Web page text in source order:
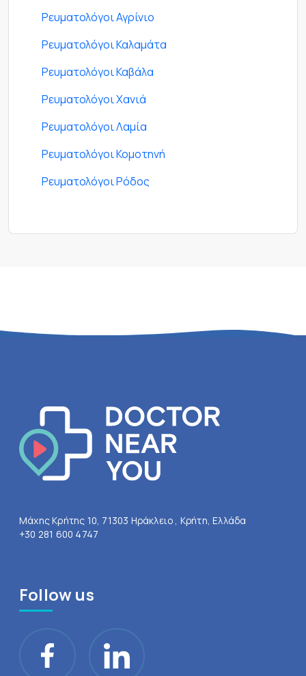
Ρευματολόγοι Αγρίνιο
Ρευματολόγοι Καλαμάτα
Ρευματολόγοι Καβάλα
Ρευματολόγοι Χανιά
Ρευματολόγοι Λαμία
Ρευματολόγοι Κομοτηνή
Ρευματολόγοι Ρόδος
Μάχης Κρήτης 10, 71303 Ηράκλειο , Κρήτη, Ελλάδα
+30 281 600 4747
Follow us